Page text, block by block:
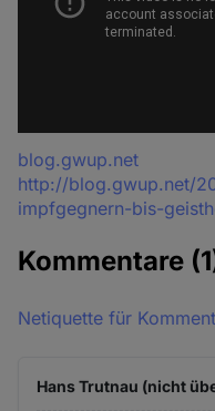
Quelle
blog.gwup.net
http://blog.gwup.net/
impfgegnern-bis-
Kommentare
Netiquette für
Hans Trutnau (nicht